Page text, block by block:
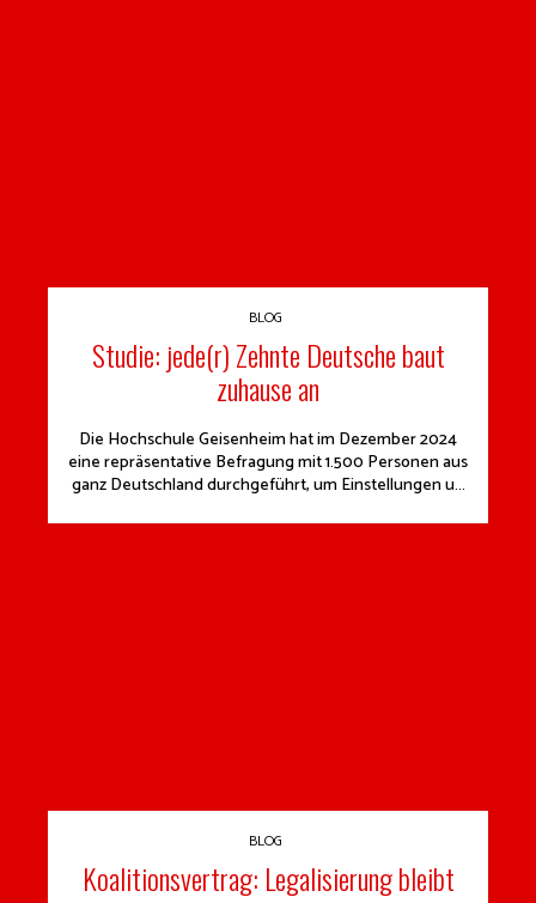
BLOG
Studie: jede(r) Zehnte Deutsche baut
zuhause an
Die Hochschule Geisenheim hat im Dezember 2024
eine repräsentative Befragung mit 1.500 Personen aus
ganz Deutschland durchgeführt, um Einstellungen u...
BLOG
Koalitionsvertrag: Legalisierung bleibt